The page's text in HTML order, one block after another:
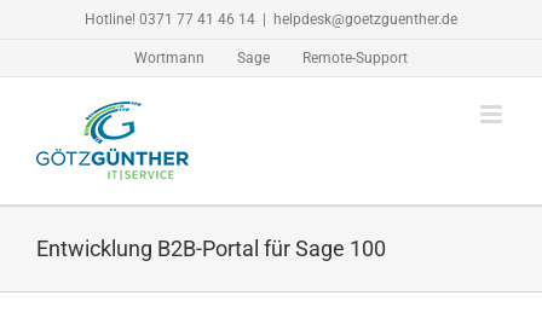
Hotline! 0371 77 41 46 14 helpdesk@goetzguenther.de
Wortmann Sage Remote-Support
Entwicklung B2B-Portal für Sage 100